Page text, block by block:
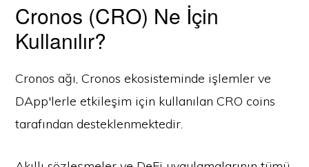
Cronos (CRO) Ne İçin
Kullanılır?
Cronos ağı, Cronos ekosisteminde işlemler ve
DApp'lerle etkileşim için kullanılan CRO coins
tarafından desteklenmektedir.